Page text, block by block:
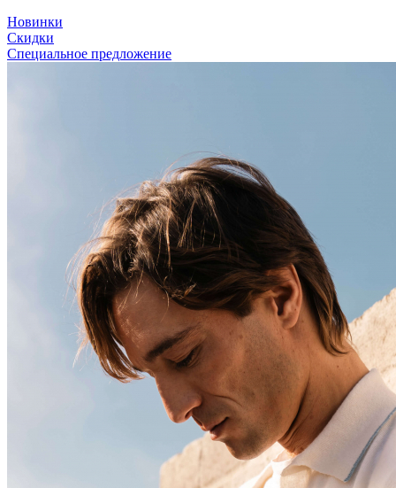
Новинки
Скидки
Специальное предложение